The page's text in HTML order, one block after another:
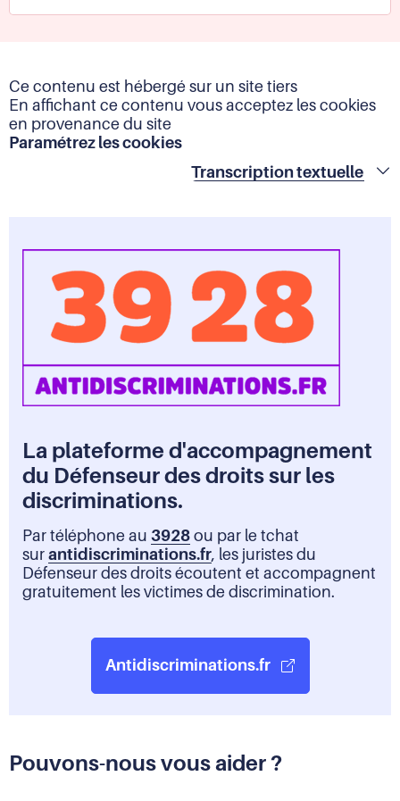
à
suite
de
son
congé
maternité.
Ce contenu est hébergé sur un site tiers
En affichant ce contenu vous acceptez les cookies
en provenance du site
Paramétrez les cookies
Transcription textuelle
La plateforme d'accompagnement
du Défenseur des droits sur les
discriminations.
Par téléphone au 3928 ou par le tchat
sur antidiscriminations.fr, les juristes du
Défenseur des droits écoutent et accompagnent
gratuitement les victimes de discrimination.
Antidiscriminations.fr
Pouvons-nous vous aider ?